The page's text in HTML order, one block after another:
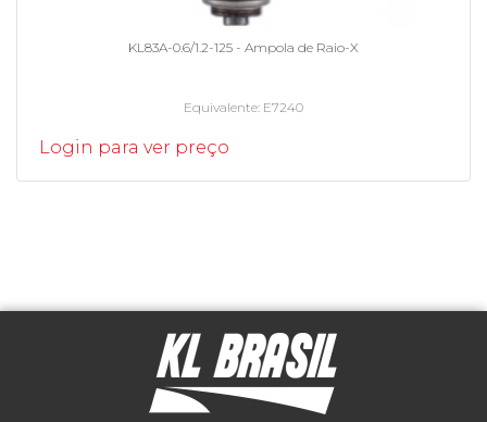
KL83A-0.6/1.2-125 - Ampola de Raio-X
Equivalente E7240
Login para ver preço